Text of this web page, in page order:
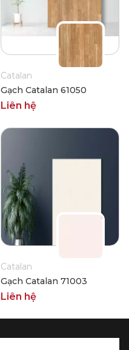
Catalan
Gạch Catalan 61050
Liên hệ
Catalan
Gạch Catalan 71003
Liên hệ